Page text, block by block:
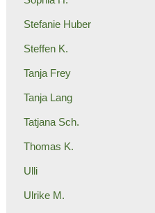
Stefanie Huber
Steffen K.
Tanja Frey
Tanja Lang
Tatjana Sch.
Thomas K.
Ulli
Ulrike M.